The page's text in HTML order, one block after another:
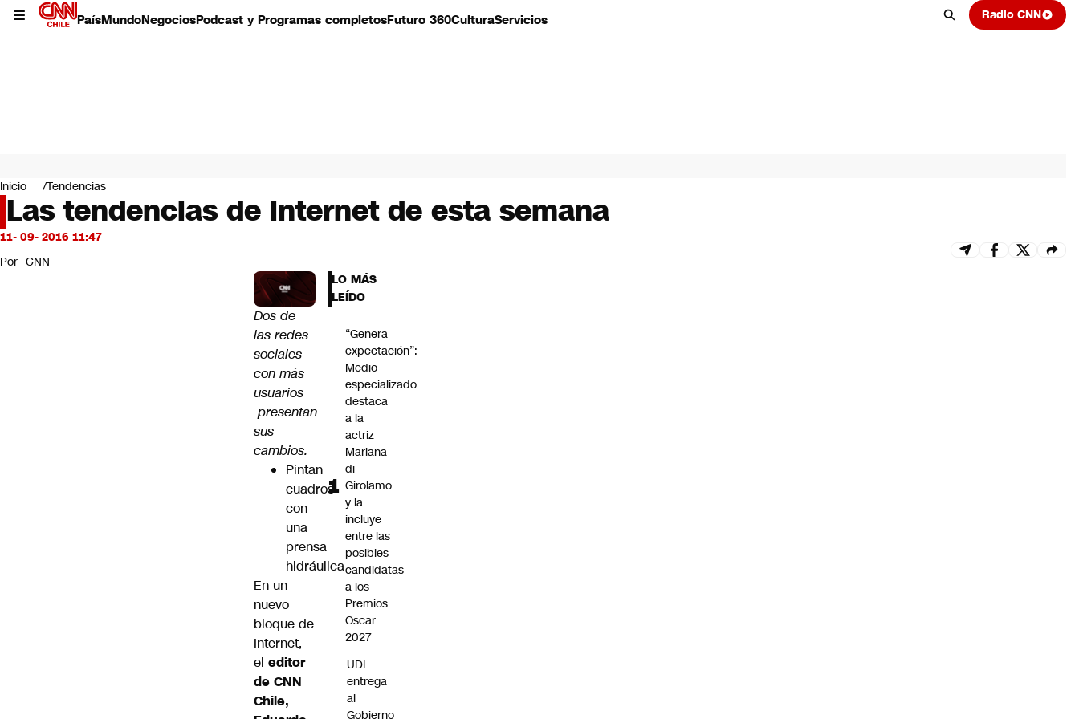
PaísMundoNegociosPodcast y Programas completosFuturo 360CulturaServicios Radio CNN
Mundo
Negocios
Deportes
Programas completos
Servicios
Inicio Tendencias
Las tendencias de internet de esta semana
11- 09- 2016 11:47
Por CNN
Dos de
las redes
sociales
con más
usuarios
presentan
sus
cambios.
Pintan
cuadros
con
una
prensa
hidráulica
En un
nuevo
bloque de
Internet,
el editor
de CNN
Chile,
LO MÁS
LEÍDO
“Genera
expectación”:
Medio
especializado
destaca
a la
actriz
Mariana
di
Girolamo
y la
incluye
entre las
posibles
candidatas
a los
Premios
Oscar
2027
UDI
entrega
al
Gobierno